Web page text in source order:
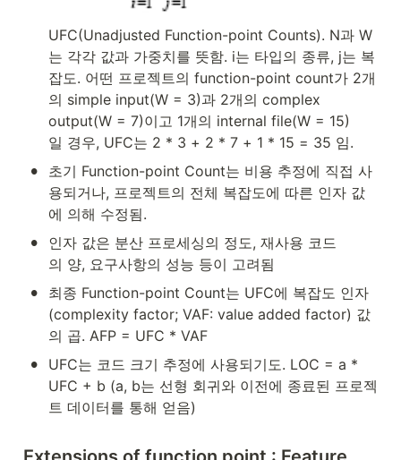
UFC(Unadjusted Function-point Counts). N과 W
는 각각 값과 가중치를 뜻함. i는 타입의 종류, j는 복
잡도. 어떤 프로젝트의 function-point count가 2개
의 simple input(W = 3)과 2개의 complex
output(W = 7)이고 1개의 internal file(W = 15)
일 경우, UFC는 2 * 3 + 2 * 7 + 1 * 15 = 35 임.
•
초기 Function-point Count는 비용 추정에 직접 사
용되거나, 프로젝트의 전체 복잡도에 따른 인자 값
에 의해 수정됨.
•
인자 값은 분산 프로세싱의 정도, 재사용 코드
의 양, 요구사항의 성능 등이 고려됨
•
최종 Function-point Count는 UFC에 복잡도 인자
(complexity factor; VAF: value added factor) 값
의 곱. AFP = UFC * VAF
•
UFC는 코드 크기 추정에 사용되기도. LOC = a *
UFC + b (a, b는 선형 회귀와 이전에 종료된 프로젝
트 데이터를 통해 얻음)